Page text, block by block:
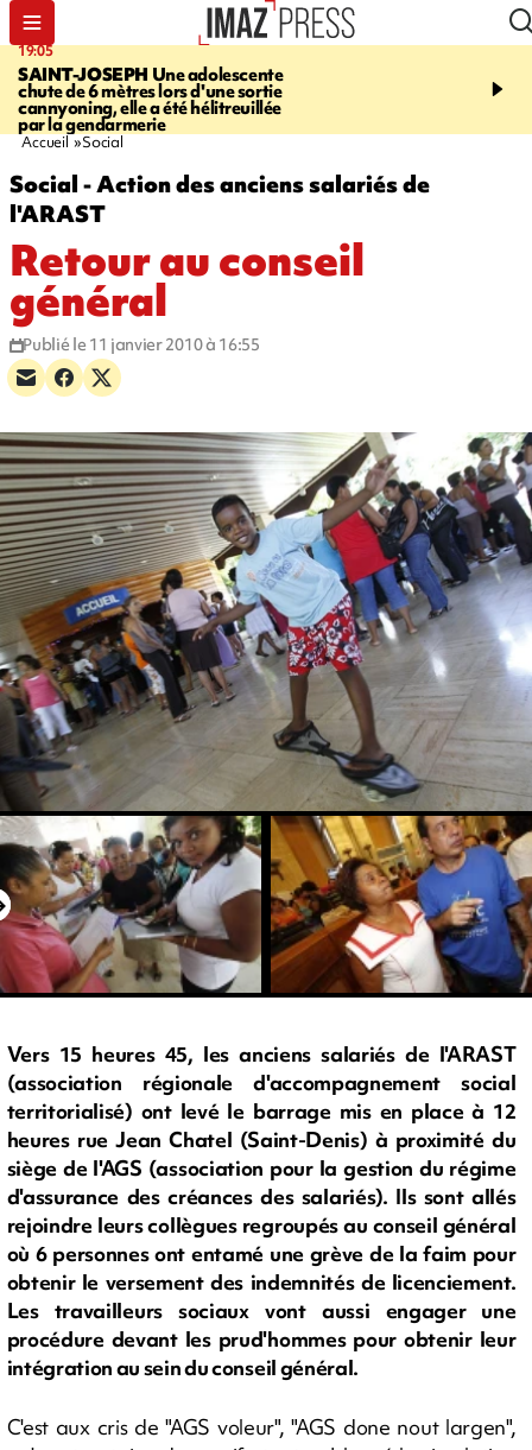
19:05
SAINT-JOSEPH Une adolescente
chute de 6 mètres lors d'une sortie
cannyoning, elle a été hélitreuillée
par la gendarmerie
20:44
rouée de coups,
Accueil Social
Social - Action des anciens salariés de
l'ARAST
Retour au conseil
général
Publié le 11 janvier 2010 à 16:55
Vers 15 heures 45, les anciens salariés de l'ARAST
(association régionale d'accompagnement social
territorialisé) ont levé le barrage mis en place à 12
heures rue Jean Chatel (Saint-Denis) à proximité du
siège de l'AGS (association pour la gestion du régime
d'assurance des créances des salariés). Ils sont allés
rejoindre leurs collègues regroupés au conseil général
où 6 personnes ont entamé une grève de la faim pour
obtenir le versement des indemnités de licenciement.
Les travailleurs sociaux vont aussi engager une
procédure devant les prud'hommes pour obtenir leur
intégration au sein du conseil général.
C'est aux cris de "AGS voleur", "AGS done nout largen",